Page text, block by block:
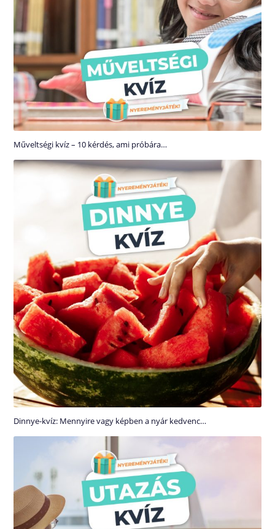
Műveltségi kvíz – 10 kérdés, ami próbára…
Dinnye-kvíz: Mennyire vagy képben a nyár kedvenc…